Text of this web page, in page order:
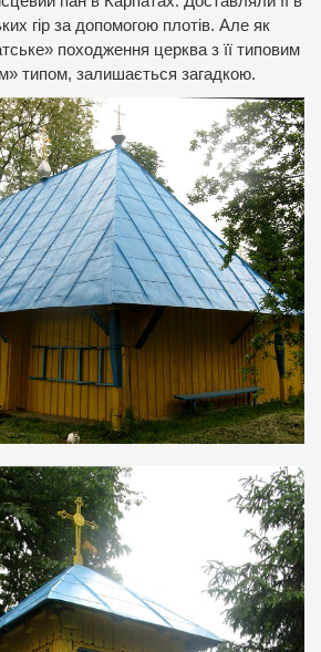
гір за допомогою плотів. Але як
походження церква з її типовим
типом, залишається загадкою.